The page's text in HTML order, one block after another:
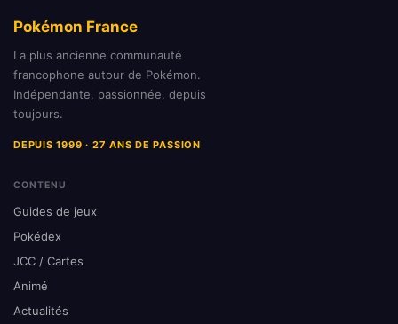
Pokémon France
La plus ancienne communauté
francophone autour de Pokémon.
Indépendante, passionnée, depuis
toujours.
DEPUIS 1999 · 27 ANS DE PASSION
CONTENU
Guides de jeux
Pokédex
JCC / Cartes
Animé
Actualités